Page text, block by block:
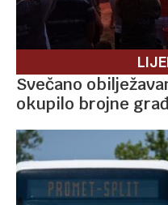
Svečano
okupilo brojne